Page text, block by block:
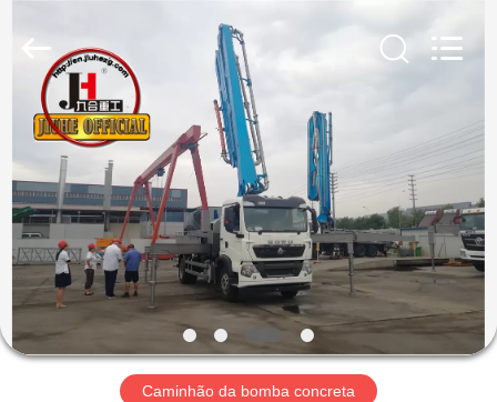
CASA
PRODUTOS
VÍDEOS
MOSTRA
DE
Machinery
Reserved.
Caminhão da bomba concreta